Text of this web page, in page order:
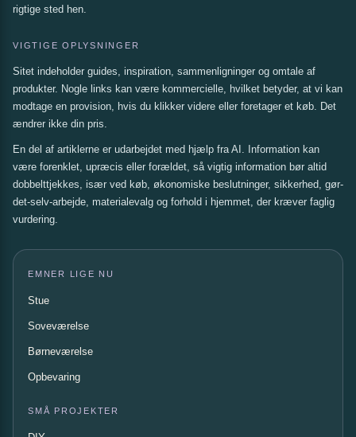
rigtige sted hen.
VIGTIGE OPLYSNINGER
Sitet indeholder guides, inspiration, sammenligninger og omtale af
produkter. Nogle links kan være kommercielle, hvilket betyder, at vi kan
modtage en provision, hvis du klikker videre eller foretager et køb. Det
ændrer ikke din pris.
En del af artiklerne er udarbejdet med hjælp fra AI. Information kan
være forenklet, upræcis eller forældet, så vigtig information bør altid
dobbelttjekkes, især ved køb, økonomiske beslutninger, sikkerhed, gør-
det-selv-arbejde, materialevalg og forhold i hjemmet, der kræver faglig
vurdering.
EMNER LIGE NU
Stue
Soveværelse
Børneværelse
Opbevaring
SMÅ PROJEKTER